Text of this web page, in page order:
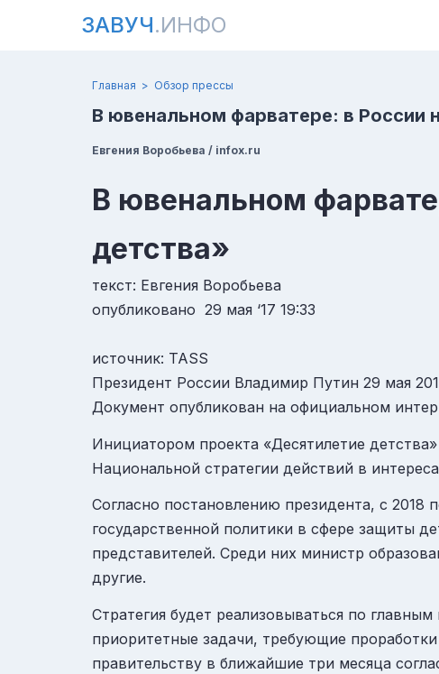
ЗАВУЧ.ИНФО
Главная Обзор прессы
В ювенальном фарватере: в России
Евгения Воробьева / infox.ru
В ювенальном
детства»
текст: Евгения Воробьева
опубликовано 29 мая ‘17 19:33
источник: TASS
Президент России Владимир Путин 29 мая
Документ опубликован на официальном
Инициатором проекта «Десятилетие
Национальной стратегии действий в
Согласно постановлению президента, с 2018
государственной политики в сфере защиты
представителей. Среди них министр
другие.
Стратегия будет реализовываться по
приоритетные задачи, требующие
правительству в ближайшие три месяца